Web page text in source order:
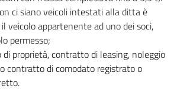
ci siano veicoli intestati alla ditta è
veicolo appartenente ad uno dei soci,
permesso;
di proprietà, contratto di leasing, noleggio
contratto di comodato registrato o